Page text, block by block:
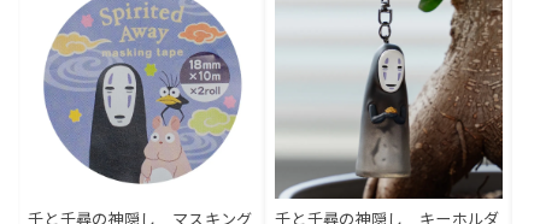
千と千尋の神隠し マスキング 千と千尋の神隠し キーホルダ